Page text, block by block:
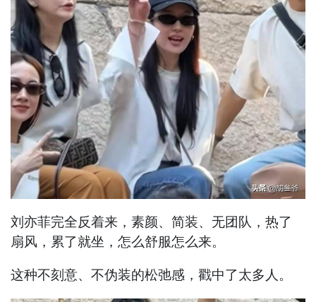
刘亦菲完全反着来，素颜、简装、无团队，热了
扇风，累了就坐，怎么舒服怎么来。
这种不刻意、不伪装的松弛感，戳中了太多人。